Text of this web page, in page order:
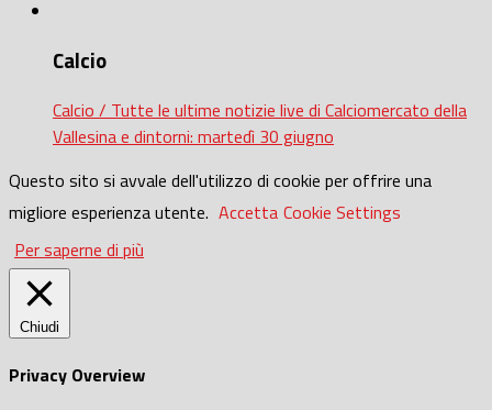
Calcio
Calcio / Tutte le ultime notizie live di Calciomercato della
Vallesina e dintorni: martedì 30 giugno
Questo sito si avvale dell'utilizzo di cookie per offrire una
migliore esperienza utente. Accetta Cookie Settings
Per saperne di più
Chiudi
Privacy Overview